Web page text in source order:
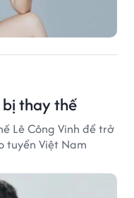
bị thay thế
Lê Công Vinh để trở
tuyển Việt Nam